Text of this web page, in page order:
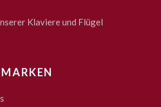
Klaviere und Flügel